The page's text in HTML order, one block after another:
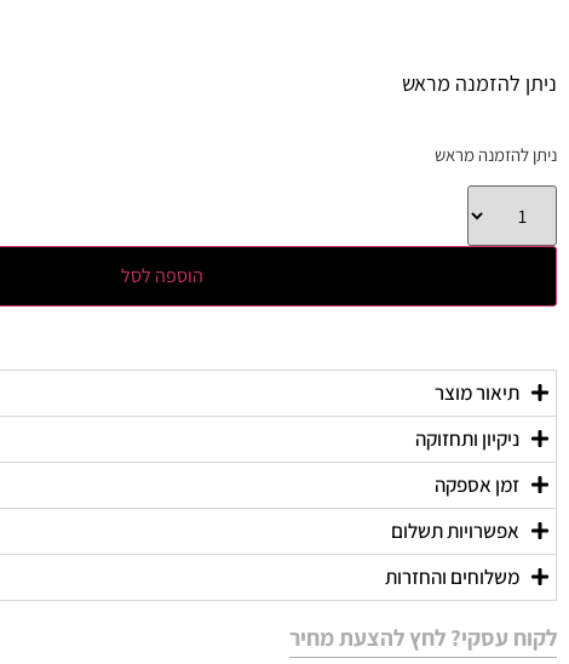
ניתן להזמנה מראש
ניתן להזמנה מראש
הוספה לסל
תיאור מוצר
ניקיון ותחזוקה
זמן אספקה
אפשרויות תשלום
משלוחים והחזרות
לקוח עסקי? לחץ להצעת מחיר